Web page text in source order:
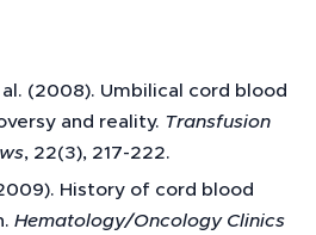
al. (2008). Umbilical cord blood
and reality. Transfusion
, 22(3), 217-222.
History of cord blood
Hematology/Oncology Clinics